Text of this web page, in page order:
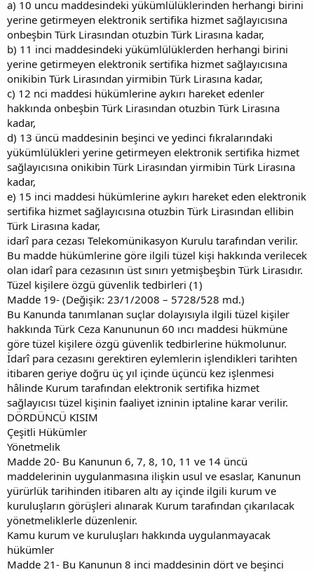
a) 10 uncu maddesindeki yükümlülüklerinden herhangi birini
yerine getirmeyen elektronik sertifika hizmet sağlayıcısına
onbeşbin Türk Lirasından otuzbin Türk Lirasına kadar,
b) 11 inci maddesindeki yükümlülüklerden herhangi birini
yerine getirmeyen elektronik sertifika hizmet sağlayıcısına
onikibin Türk Lirasından yirmibin Türk Lirasına kadar,
c) 12 nci maddesi hükümlerine aykırı hareket edenler
hakkında onbeşbin Türk Lirasından otuzbin Türk Lirasına
kadar,
d) 13 üncü maddesinin beşinci ve yedinci fıkralarındaki
yükümlülükleri yerine getirmeyen elektronik sertifika hizmet
sağlayıcısına onikibin Türk Lirasından yirmibin Türk Lirasına
kadar,
e) 15 inci maddesi hükümlerine aykırı hareket eden elektronik
sertifika hizmet sağlayıcısına otuzbin Türk Lirasından ellibin
Türk Lirasına kadar,
idarî para cezası Telekomünikasyon Kurulu tarafından verilir.
Bu madde hükümlerine göre ilgili tüzel kişi hakkında verilecek
olan idarî para cezasının üst sınırı yetmişbeşbin Türk Lirasıdır.
Tüzel kişilere özgü güvenlik tedbirleri (1)
Madde 19- (Değişik: 23/1/2008 – 5728/528 md.)
Bu Kanunda tanımlanan suçlar dolayısıyla ilgili tüzel kişiler
hakkında Türk Ceza Kanununun 60 ıncı maddesi hükmüne
göre tüzel kişilere özgü güvenlik tedbirlerine hükmolunur.
İdarî para cezasını gerektiren eylemlerin işlendikleri tarihten
itibaren geriye doğru üç yıl içinde üçüncü kez işlenmesi
hâlinde Kurum tarafından elektronik sertifika hizmet
sağlayıcısı tüzel kişinin faaliyet izninin iptaline karar verilir.
DÖRDÜNCÜ KISIM
Çeşitli Hükümler
Yönetmelik
Madde 20- Bu Kanunun 6, 7, 8, 10, 11 ve 14 üncü
maddelerinin uygulanmasına ilişkin usul ve esaslar, Kanunun
yürürlük tarihinden itibaren altı ay içinde ilgili kurum ve
kuruluşların görüşleri alınarak Kurum tarafından çıkarılacak
yönetmeliklerle düzenlenir.
Kamu kurum ve kuruluşları hakkında uygulanmayacak
hükümler
Madde 21- Bu Kanunun 8 inci maddesinin dört ve beşinci